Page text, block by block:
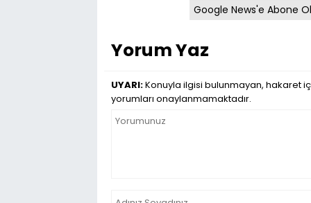
Google News'e Abone Ol
Yorum Yaz
UYARI:Konuyla ilgisi bulunmayan, hakaret
yorumları onaylanmamaktadır.